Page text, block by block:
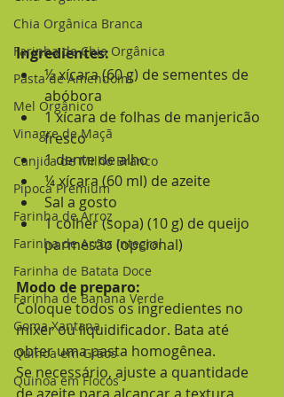
Chia Orgânica Branca
Farinha de Chia Orgânica
Pasta de Amendoim
Mel Orgânico
Vinagre de Maçã
Canjica de Milho Branco
Pipoca Premium
Farinha de Arroz
Farinha de Arroz Integral
Farinha de Batata Doce
Farinha de Banana Verde
Goma Xantana
Quinoa em Grãos
Quinoa em Flocos
Ingredientes:
½ xícara (60 g) de sementes de
abóbora
1 xícara de folhas de manjericão
fresco
1 dente de alho
¼ xícara (60 ml) de azeite
Sal a gosto
1 colher (sopa) (10 g) de queijo
parmesão (opcional)
Modo de preparo:
Coloque todos os ingredientes no
mixer ou liquidificador. Bata até
obter uma pasta homogênea.
Se necessário, ajuste a quantidade